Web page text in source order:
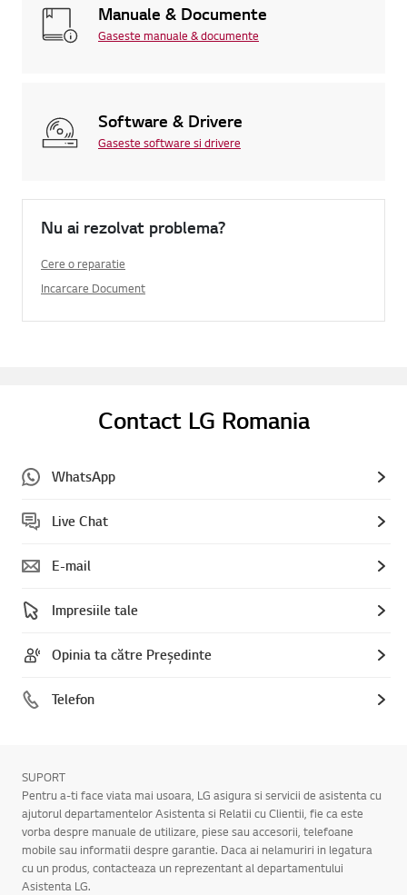
Manuale & Documente
Gaseste manuale & documente
Software & Drivere
Gaseste software si drivere
Nu ai rezolvat problema?
Cere o reparatie
Incarcare Document
Contact LG Romania
WhatsApp
Live Chat
E-mail
Impresiile tale
Opinia ta către Președinte
Telefon
SUPORT
Pentru a-ti face viata mai usoara, LG asigura si servicii de asistenta cu
ajutorul departamentelor Asistenta si Relatii cu Clientii, fie ca este
vorba despre manuale de utilizare, piese sau accesorii, telefoane
mobile sau informatii despre garantie. Daca ai nelamuriri in legatura
cu un produs, contacteaza un reprezentant al departamentului
Asistenta LG.